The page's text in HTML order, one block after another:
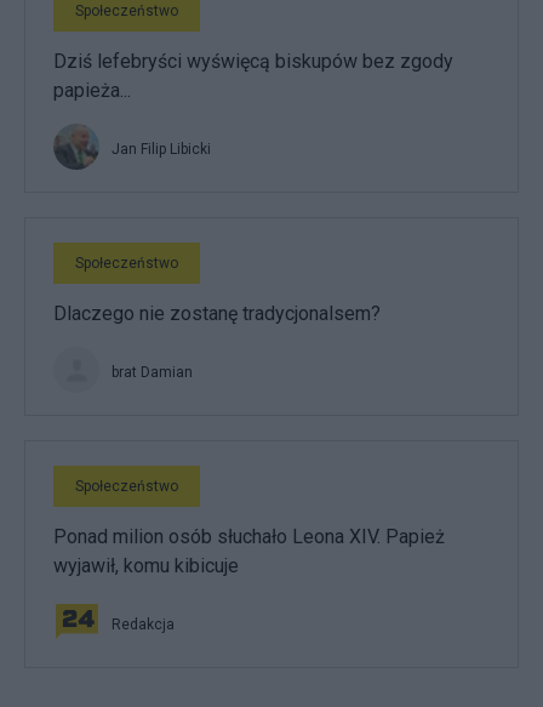
Społeczeństwo
Dziś lefebryści wyświęcą biskupów bez zgody
papieża...
Jan Filip Libicki
Społeczeństwo
Dlaczego nie zostanę tradycjonalsem?
brat Damian
Społeczeństwo
Ponad milion osób słuchało Leona XIV. Papież
wyjawił, komu kibicuje
Redakcja